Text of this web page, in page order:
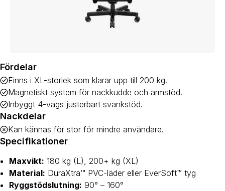
Fördelar
Finns i XL-storlek som klarar upp till 200 kg.
Magnetiskt system för nackkudde och armstöd.
Inbyggt 4-vägs justerbart svankstöd.
Nackdelar
Kan kännas för stor för mindre användare.
Specifikationer
Maxvikt: 180 kg (L), 200+ kg (XL)
Material: DuraXtra™ PVC-läder eller EverSoft™ tyg
Ryggstödslutning: 90° – 160°